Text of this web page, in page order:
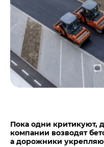
Пока одни критикуют,
компании возводят
а дорожники
Центры
Реализация
Политика в
В помощь
Не только цемент
Люди ЦЕМРОСа
Технологии и
Издание для
Аналитика
Медиабанк
Контакты
Контакты